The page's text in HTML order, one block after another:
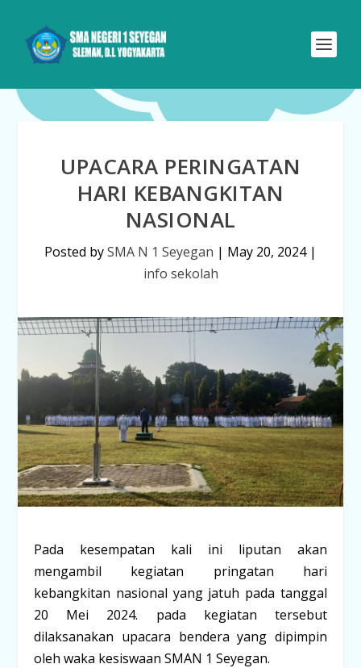
UPACARA PERINGATAN
HARI KEBANGKITAN
NASIONAL
Posted bySMA N 1 Seyegan | May 20, 2024|
info sekolah
Pada kesempatan kali ini liputan akan
mengambil kegiatan pringatan hari
kebangkitan nasional yang jatuh pada tanggal
20 Mei 2024. pada kegiatan tersebut
dilaksanakan upacara bendera yang dipimpin
oleh waka kesiswaan SMAN 1 Seyegan.